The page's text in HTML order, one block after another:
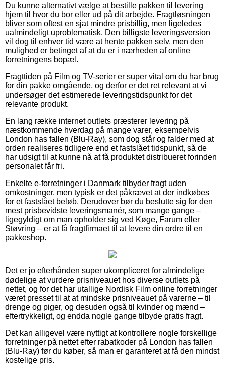
Du kunne alternativt vælge at bestille pakken til levering
hjem til hvor du bor eller ud på dit arbejde. Fragtløsningen
bliver som oftest en sjat mindre prisbillig, men ligeledes
ualmindeligt uproblematisk. Den billigste leveringsversion
vil dog til enhver tid være at hente pakken selv, men den
mulighed er betinget af at du er i nærheden af online
forretningens bopæl.
Fragttiden på Film og TV-serier er super vital om du har brug
for din pakke omgående, og derfor er det ret relevant at vi
undersøger det estimerede leveringstidspunkt for det
relevante produkt.
En lang række internet outlets præsterer levering på
næstkommende hverdag på mange varer, eksempelvis
London has fallen (Blu-Ray), som dog står og falder med at
orden realiseres tidligere end et fastslået tidspunkt, så de
har udsigt til at kunne nå at få produktet distribueret forinden
personalet får fri.
Enkelte e-forretninger i Danmark tilbyder fragt uden
omkostninger, men typisk er det påkrævet at der indkøbes
for et fastslået beløb. Derudover bør du beslutte sig for den
mest prisbevidste leveringsmanér, som mange gange –
ligegyldigt om man opholder sig ved Køge, Farum eller
Støvring – er at få fragtfirmaet til at levere din ordre til en
pakkeshop.
Det er jo efterhånden super ukompliceret for almindelige
dødelige at vurdere prisniveauet hos diverse outlets på
nettet, og for det har utallige Nordisk Film online forretninger
været presset til at at mindske prisniveauet på varerne – til
drenge og piger, og desuden også til kvinder og mænd –
eftertrykkeligt, og endda nogle gange tilbyde gratis fragt.
Det kan alligevel være nyttigt at kontrollere nogle forskellige
forretninger på nettet efter rabatkoder på London has fallen
(Blu-Ray) før du køber, så man er garanteret at få den mindst
kostelige pris.